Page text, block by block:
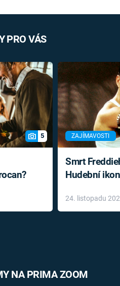
PRO VÁS
5 ZAJÍMAVOSTI
Smrt
Hudební
léky
24. listopadu
NA PRIMA ZOOM